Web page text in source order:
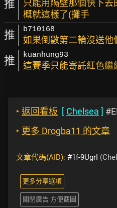
推
只能用隔壁那個快下
概就這樣了(攤手
推 b710168
如果倒數第二輪沒送他
推 kuanhung93
這賽季只能寄託紅色繼
‣ 返回看板 [ Chelsea ]
‣ 更多 Drogba11 的文章
文章代碼(AID): #1f-9UgrI
更多分享選項
關閉廣告 方便截圖